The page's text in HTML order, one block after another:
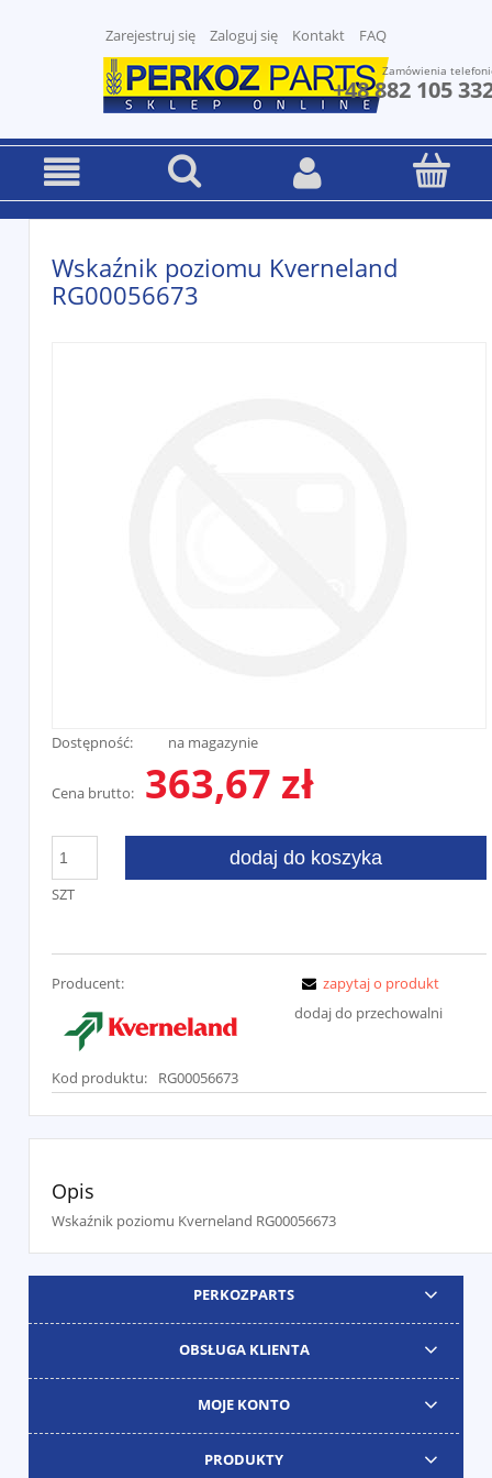
Zarejestruj się Zaloguj się Kontakt FAQ
Zamówienia
+48 882 105
Wskaźnik poziomu Kverneland
RG00056673
Dostępność: na magazynie
Cena brutto: 363,67 zł
SZT
dodaj do koszyka
Producent:
Kod produktu: RG00056673
zapytaj o produkt
dodaj do przechowalni
Opis
Wskaźnik poziomu Kverneland RG00056673
PERKOZPARTS
OBSŁUGA KLIENTA
MOJE KONTO
PRODUKTY